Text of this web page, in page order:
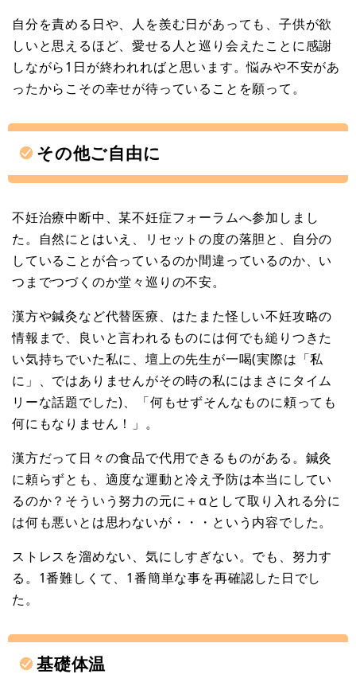
自分を責める日や、人を羨む日があっても、子供が欲
しいと思えるほど、愛せる人と巡り会えたことに感謝
しながら1日が終われればと思います。悩みや不安があ
ったからこその幸せが待っていることを願って。
その他ご自由に
不妊治療中断中、某不妊症フォーラムへ参加しまし
た。自然にとはいえ、リセットの度の落胆と、自分の
していることが合っているのか間違っているのか、い
つまでつづくのか堂々巡りの不安。
漢方や鍼灸など代替医療、はたまた怪しい不妊攻略の
情報まで、良いと言われるものには何でも縋りつきた
い気持ちでいた私に、壇上の先生が一喝(実際は「私
に」、ではありませんがその時の私にはまさにタイム
リーな話題でした)、「何もせずそんなものに頼っても
何にもなりません！」。
漢方だって日々の食品で代用できるものがある。鍼灸
に頼らずとも、適度な運動と冷え予防は本当にしてい
るのか？そういう努力の元に＋αとして取り入れる分に
は何も悪いとは思わないが・・・という内容でした。
ストレスを溜めない、気にしすぎない。でも、努力す
る。1番難しくて、1番簡単な事を再確認した日でし
た。
基礎体温